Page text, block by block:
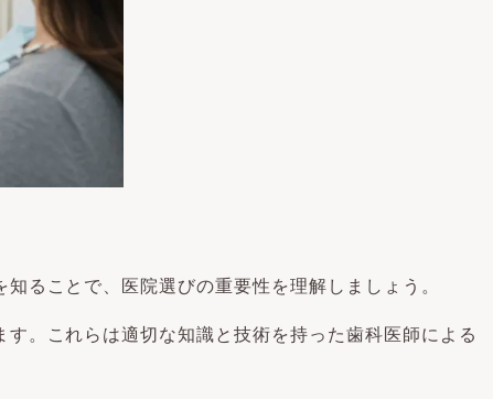
ることで、医院選びの重要性を理解しましょう。
。これらは適切な知識と技術を持った歯科医師による